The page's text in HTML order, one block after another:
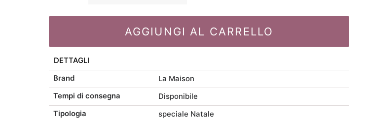
Pick
prezzo
era:
prezzo
è:
AGGIUNGI AL CARRELLO
DETTAGLI
Brand
La Maison
Tempi di consegna
Disponibile
Tipologia
speciale Natale